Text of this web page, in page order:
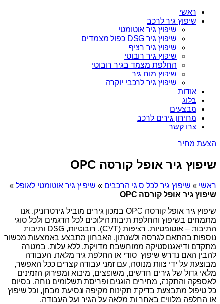
ראשי
שיפוץ גיר לרכב
שיפוץ גיר אוטומטי
שיפוץ גיר DSG כפול מצמדים
שיפוץ גיר רציף
שיפוץ גיר רובוטי
החלפת מצמד בגיר רובוטי
שיפוץ מוח גיר
שיפוץ גיר לרכבי יוקרה
אודות
בלוג
מבצעים
מחירון גירים לרכב
צרו קשר
הצעת מחיר
שיפוץ גיר אופל קורסה OPC
ראשי » שיפוץ גיר לכל סוגי הרכבים » שיפוץ גיר אוטומטי לאופל »
שיפוץ גיר אופל קורסה OPC
שיפוץ גיר אופל קורסה OPC במכון גירים מוביל גירטרוניק. אנו
מתמחים בשיפוץ והחלפת תיבות הילוכים לכל הדגמים ולכל סוגי
התיבות – אוטומטיות, רציפות (CVT), רובוטיות, DSG ותיבות
נוספות בהתאם לגרסה ולשנתון. האבחון מתבצע באמצעות מכשור
מתקדם ודיאגנוסטיקה ממוחשבת מדויקת, ללא עלות, במטרה
להבין האם נדרש שיפוץ יסודי או החלפת גיר מלאה. העבודה
מבוצעת על ידי צוות מנוסה, עם זמני עבודה קצרים ככל האפשר,
מלאי גדול של גירים חדשים, משופצים, מיבוא ומפירוק הזמינים
לאספקה והתקנה, מחירים הוגנים ופריסת תשלומים נוחה. בסיום
כל טיפול מתבצעת בדיקת תקינות מקיפה ונסיעת מבחן, וכל שיפוץ
או החלפה מלווים באחריות מלאה על הגיר ועל העבודה.